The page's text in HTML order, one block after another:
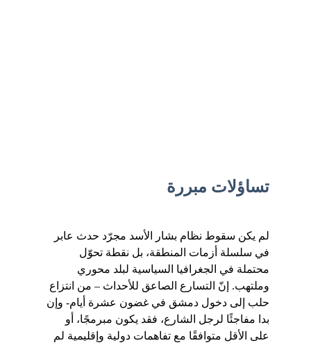
تساؤلات مبررة
لم يكن سقوط نظام بشار الأسد مجرّد حدث عابر
في سلسلة أزمات المنطقة، بل نقطة تحوّل
محتملة في الجغرافيا السياسية لبلد محوري
وملتهب. إنّ التسارع الصاعق للأحداث – من انتزاع
حلب إلى دخول دمشق في غضون عشرة أيام- وإن
بدا مفاجئًا لرجل الشارع، فقد يكون مبرمجًا، أو
على الأقل متوافقًا مع تفاهمات دولية وإقليمية لم